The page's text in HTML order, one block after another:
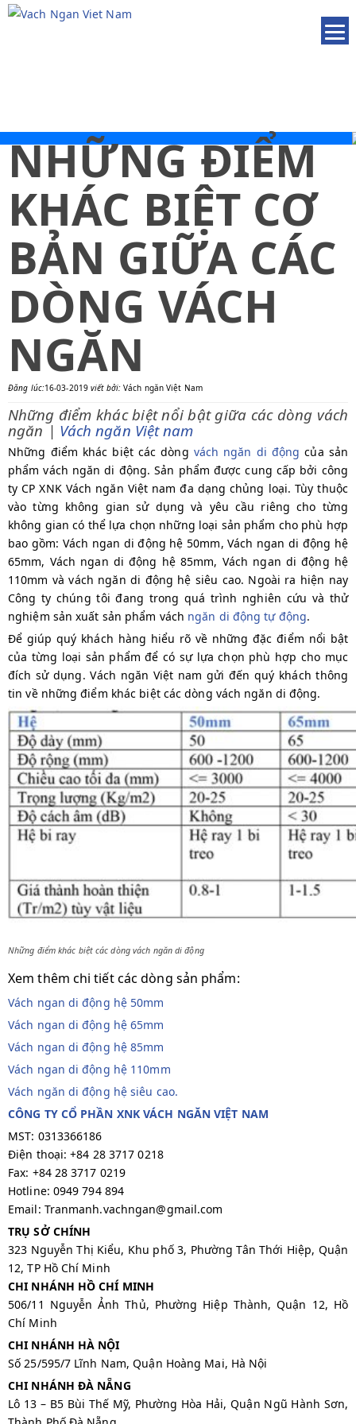
NHỮNG ĐIỂM
KHÁC BIỆT CƠ
BẢN GIỮA CÁC
DÒNG VÁCH
NGĂN
Đăng lúc:16-03-2019viết bởi:Vách ngăn Việt Nam
Những điểm khác biệt nổi bật giữa các dòng vách
ngăn | Vách ngăn Việt nam
Những điểm khác biệt các dòng vách ngăn di động của sản
phẩm vách ngăn di động. Sản phẩm được cung cấp bởi công
ty CP XNK Vách ngăn Việt nam đa dạng chủng loại. Tùy thuộc
vào từng không gian sử dụng và yêu cầu riêng cho từng
không gian có thể lựa chọn những loại sản phẩm cho phù hợp
bao gồm: Vách ngan di động hệ 50mm, Vách ngan di động hệ
65mm, Vách ngan di động hệ 85mm, Vách ngan di động hệ
110mm và vách ngăn di động hệ siêu cao. Ngoài ra hiện nay
Công ty chúng tôi đang trong quá trình nghiên cứu và thử
nghiệm sản xuất sản phẩm vách ngăn di động tự động.
Để giúp quý khách hàng hiểu rõ về những đặc điểm nổi bật
của từng loại sản phẩm để có sự lựa chọn phù hợp cho mục
đích sử dụng. Vách ngăn Việt nam gửi đến quý khách thông
tin về những điểm khác biệt các dòng vách ngăn di động.
Những điểm khác biệt các dòng vách ngăn di động
Xem thêm chi tiết các dòng sản phẩm:
Vách ngan di động hệ 50mm
Vách ngan di động hệ 65mm
Vách ngan di động hệ 85mm
Vách ngan di động hệ 110mm
Vách ngăn di động hệ siêu cao.
CÔNG TY CỔ PHẦN XNK VÁCH NGĂN VIỆT NAM
MST: 0313366186
Điện thoại: +84 28 3717 0218
Fax: +84 28 3717 0219
Hotline: 0949 794 894
Email: Tranmanh.vachngan@gmail.com
TRỤ SỞ CHÍNH
323 Nguyễn Thị Kiểu, Khu phố 3, Phường Tân Thới Hiệp, Quận
12, TP Hồ Chí Minh
CHI NHÁNH HỒ CHÍ MINH
506/11 Nguyễn Ảnh Thủ, Phường Hiệp Thành, Quận 12, Hồ
Chí Minh
CHI NHÁNH HÀ NỘI
Số 25/595/7 Lĩnh Nam, Quận Hoàng Mai, Hà Nội
CHI NHÁNH ĐÀ NẴNG
Lô 13 – B5 Bùi Thế Mỹ, Phường Hòa Hải, Quận Ngũ Hành Sơn,